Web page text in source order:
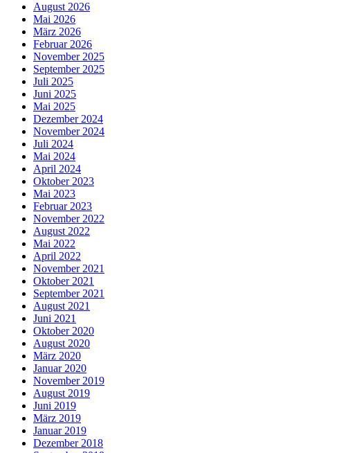
August 2026
Mai 2026
März 2026
Februar 2026
November 2025
September 2025
Juli 2025
Juni 2025
Mai 2025
Dezember 2024
November 2024
Juli 2024
Mai 2024
April 2024
Oktober 2023
Mai 2023
Februar 2023
November 2022
August 2022
Mai 2022
April 2022
November 2021
Oktober 2021
September 2021
August 2021
Juni 2021
Oktober 2020
August 2020
März 2020
Januar 2020
November 2019
August 2019
Juni 2019
März 2019
Januar 2019
Dezember 2018